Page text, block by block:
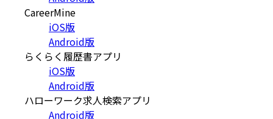
CareerMine
iOS版
Android版
らくらく履歴書アプリ
iOS版
Android版
ハローワーク求人検索アプリ
Android版